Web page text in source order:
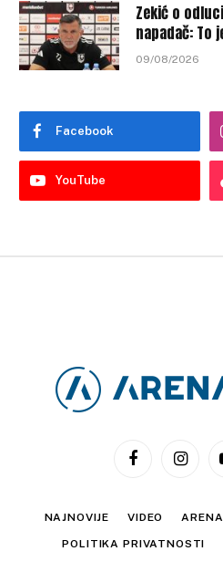
Zekić o
napadač: To
09/08/2026
Facebook
YouTube
Facebook
NAJNOVIJE VIDEO
POLITIKA PRIVATNOSTI